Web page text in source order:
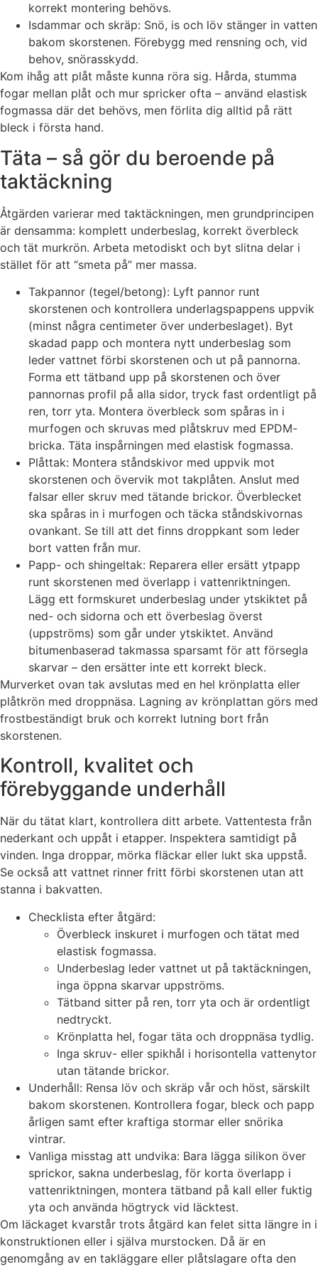
korrekt montering behövs.
Isdammar och skräp: Snö, is och löv stänger in vatten
bakom skorstenen. Förebygg med rensning och, vid
behov, snörasskydd.
Kom ihåg att plåt måste kunna röra sig. Hårda, stumma
fogar mellan plåt och mur spricker ofta – använd elastisk
fogmassa där det behövs, men förlita dig alltid på rätt
bleck i första hand.
Täta – så gör du beroende på
taktäckning
Åtgärden varierar med taktäckningen, men grundprincipen
är densamma: komplett underbeslag, korrekt överbleck
och tät murkrön. Arbeta metodiskt och byt slitna delar i
stället för att “smeta på” mer massa.
Takpannor (tegel/betong): Lyft pannor runt
skorstenen och kontrollera underlagspappens uppvik
(minst några centimeter över underbeslaget). Byt
skadad papp och montera nytt underbeslag som
leder vattnet förbi skorstenen och ut på pannorna.
Forma ett tätband upp på skorstenen och över
pannornas profil på alla sidor, tryck fast ordentligt på
ren, torr yta. Montera överbleck som spåras in i
murfogen och skruvas med plåtskruv med EPDM-
bricka. Täta inspårningen med elastisk fogmassa.
Plåttak: Montera ståndskivor med uppvik mot
skorstenen och övervik mot takplåten. Anslut med
falsar eller skruv med tätande brickor. Överblecket
ska spåras in i murfogen och täcka ståndskivornas
ovankant. Se till att det finns droppkant som leder
bort vatten från mur.
Papp- och shingeltak: Reparera eller ersätt ytpapp
runt skorstenen med överlapp i vattenriktningen.
Lägg ett formskuret underbeslag under ytskiktet på
ned- och sidorna och ett överbeslag överst
(uppströms) som går under ytskiktet. Använd
bitumenbaserad takmassa sparsamt för att försegla
skarvar – den ersätter inte ett korrekt bleck.
Murverket ovan tak avslutas med en hel krönplatta eller
plåtkrön med droppnäsa. Lagning av krönplattan görs med
frostbeständigt bruk och korrekt lutning bort från
skorstenen.
Kontroll, kvalitet och
förebyggande underhåll
När du tätat klart, kontrollera ditt arbete. Vattentesta från
nederkant och uppåt i etapper. Inspektera samtidigt på
vinden. Inga droppar, mörka fläckar eller lukt ska uppstå.
Se också att vattnet rinner fritt förbi skorstenen utan att
stanna i bakvatten.
Checklista efter åtgärd:
Överbleck inskuret i murfogen och tätat med
elastisk fogmassa.
Underbeslag leder vattnet ut på taktäckningen,
inga öppna skarvar uppströms.
Tätband sitter på ren, torr yta och är ordentligt
nedtryckt.
Krönplatta hel, fogar täta och droppnäsa tydlig.
Inga skruv- eller spikhål i horisontella vattenytor
utan tätande brickor.
Underhåll: Rensa löv och skräp vår och höst, särskilt
bakom skorstenen. Kontrollera fogar, bleck och papp
årligen samt efter kraftiga stormar eller snörika
vintrar.
Vanliga misstag att undvika: Bara lägga silikon över
sprickor, sakna underbeslag, för korta överlapp i
vattenriktningen, montera tätband på kall eller fuktig
yta och använda högtryck vid läcktest.
Om läckaget kvarstår trots åtgärd kan felet sitta längre in i
konstruktionen eller i själva murstocken. Då är en
genomgång av en takläggare eller plåtslagare ofta den